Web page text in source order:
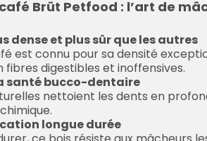
Brüt Petfood : l’art de
dense et plus sûr que les autres
est connu pour sa densité
fibres digestibles et inoffensives.
santé bucco-dentaire
nettoient les dents en
longue durée